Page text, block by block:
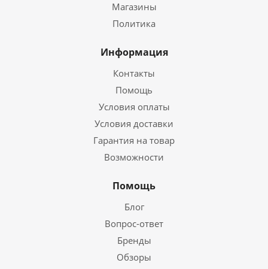
Магазины
Политика
Информация
Контакты
Помощь
Условия оплаты
Условия доставки
Гарантия на товар
Возможности
Помощь
Блог
Вопрос-ответ
Бренды
Обзоры